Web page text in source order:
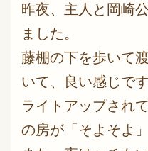
昨夜、主人と岡崎
ました。
藤棚の下を歩いて
いて、良い感じです
ライトアップされ
の房が「そよそよ